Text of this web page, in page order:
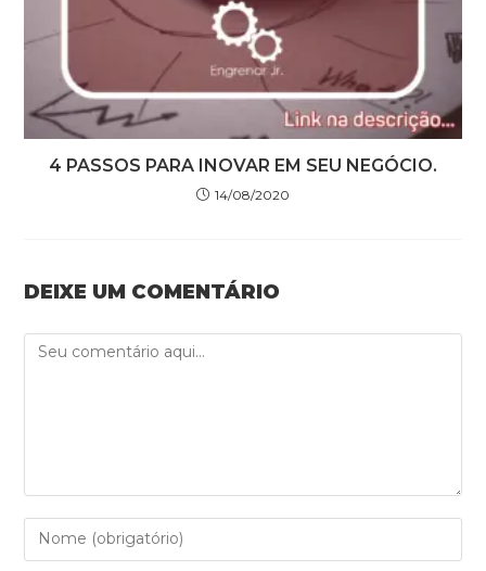
4 PASSOS PARA INOVAR EM SEU NEGÓCIO.
14/08/2020
DEIXE UM COMENTÁRIO
Comment
Enter